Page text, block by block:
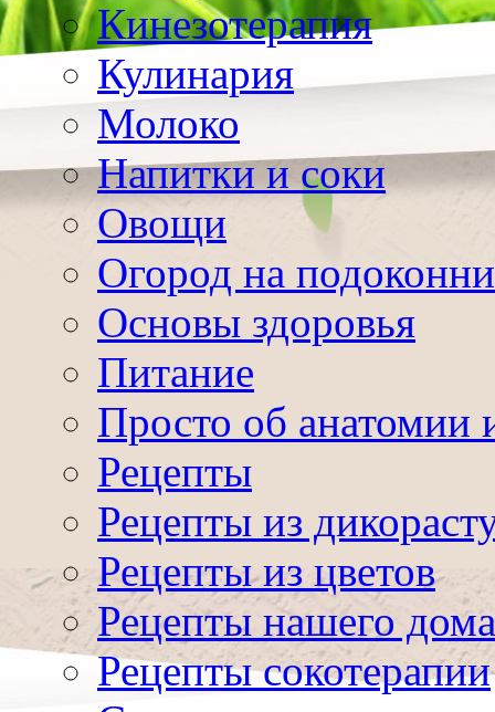
Кинезотерапия
Кулинария
Молоко
Напитки и соки
Овощи
Огород на
Основы здоровья
Питание
Просто об анатомии
Рецепты
Рецепты из
Рецепты из цветов
Рецепты нашего дома
Рецепты сокотерапии